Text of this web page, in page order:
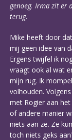
genoeg. Irma zit er
terug.
Mike heeft door
mij geen idee van
Ergens twijfel ik
vraagt ook al wat
mijn rug. Ik
volhouden.
met Rogier aan
of andere manier
niets aan ze. Ze
toch niets geks